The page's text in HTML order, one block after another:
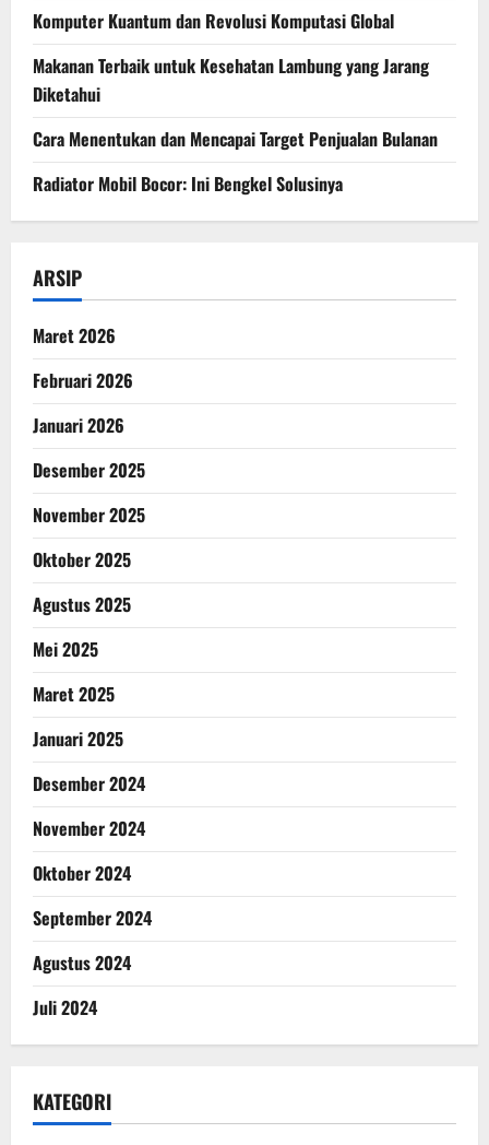
Komputer Kuantum dan Revolusi Komputasi Global
Makanan Terbaik untuk Kesehatan Lambung yang Jarang
Diketahui
Cara Menentukan dan Mencapai Target Penjualan Bulanan
Radiator Mobil Bocor: Ini Bengkel Solusinya
ARSIP
Maret 2026
Februari 2026
Januari 2026
Desember 2025
November 2025
Oktober 2025
Agustus 2025
Mei 2025
Maret 2025
Januari 2025
Desember 2024
November 2024
Oktober 2024
September 2024
Agustus 2024
Juli 2024
KATEGORI